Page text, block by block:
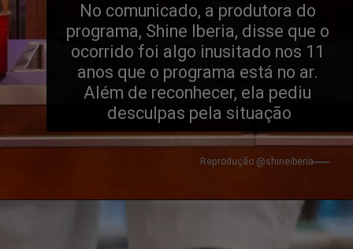
No comunicado, a produtora do
programa, Shine Iberia, disse que o
ocorrido foi algo inusitado nos 11
anos que o programa está no ar.
Além de reconhecer, ela pediu
desculpas pela situação
Reprodução @shineiberia